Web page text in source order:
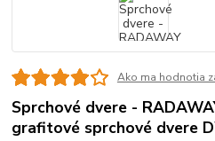
Ako ma hodnotia
Sprchové dvere -
grafitové sprchové dvere